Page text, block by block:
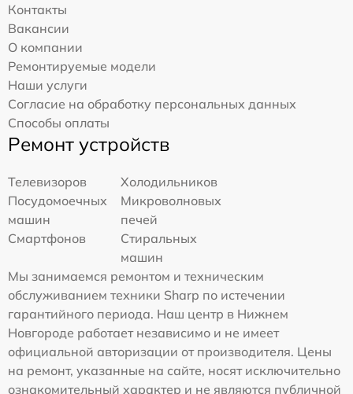
Контакты
Вакансии
О компании
Ремонтируемые модели
Наши услуги
Согласие на обработку персональных данных
Способы оплаты
Ремонт устройств
Телевизоров
Холодильников
Посудомоечных
машин
Микроволновых
печей
Смартфонов
Стиральных
машин
Мы занимаемся ремонтом и техническим
обслуживанием техники Sharp по истечении
гарантийного периода. Наш центр в Нижнем
Новгороде работает независимо и не имеет
официальной авторизации от производителя. Цены
на ремонт, указанные на сайте, носят исключительно
ознакомительный характер и не являются публичной